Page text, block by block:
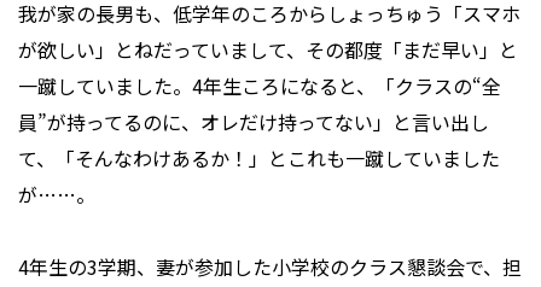
我が家の長男も、低学年のころからしょっちゅう「スマホ
が欲しい」とねだっていまして、その都度「まだ早い」と
一蹴していました。4年生ころになると、「クラスの“全
員”が持ってるのに、オレだけ持ってない」と言い出し
て、「そんなわけあるか！」とこれも一蹴していました
が……。
4年生の3学期、妻が参加した小学校のクラス懇談会で、担